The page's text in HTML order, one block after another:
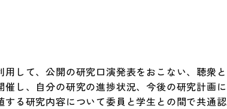
して、公開の研究口演発表をおこない、聴衆と
し、自分の研究の進捗状況、今後の研究計画に
る研究内容について委員と学生との間で共通認